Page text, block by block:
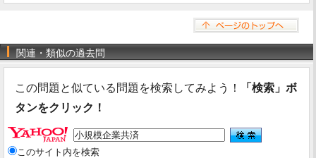
関連・類似の過去問
この問題と似ている問題を検索してみよう！
「検索」ボ
タンをクリック！
このサイト内を検索